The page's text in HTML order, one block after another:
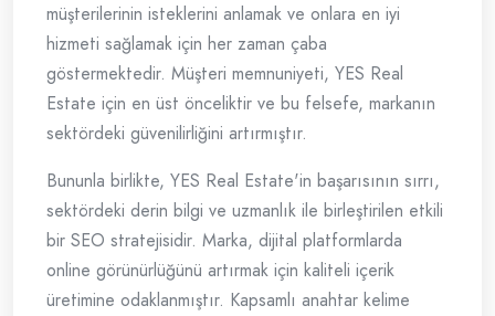
müşterilerinin isteklerini anlamak ve onlara en iyi
hizmeti sağlamak için her zaman çaba
göstermektedir. Müşteri memnuniyeti, YES Real
Estate için en üst önceliktir ve bu felsefe, markanın
sektördeki güvenilirliğini artırmıştır.
Bununla birlikte, YES Real Estate'in başarısının sırrı,
sektördeki derin bilgi ve uzmanlık ile birleştirilen etkili
bir SEO stratejisidir. Marka, dijital platformlarda
online görünürlüğünü artırmak için kaliteli içerik
üretimine odaklanmıştır. Kapsamlı anahtar kelime